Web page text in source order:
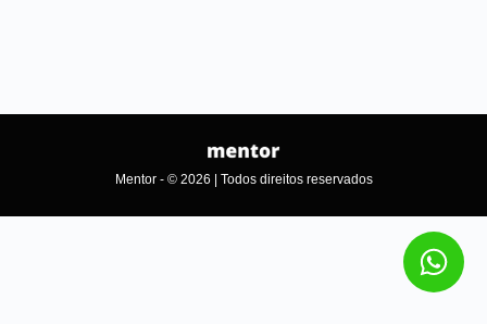
Mentor - © 2026 | Todos direitos reservados